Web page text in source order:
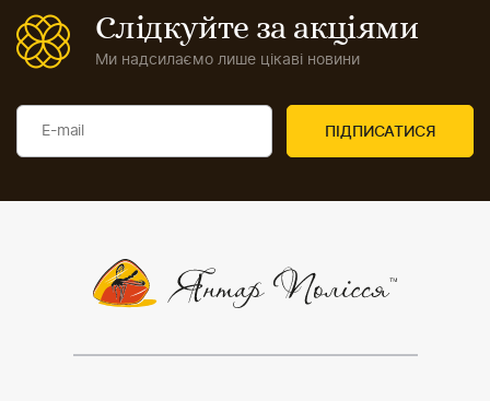
Слідкуйте за акціями
Ми надсилаємо лише цікаві новини